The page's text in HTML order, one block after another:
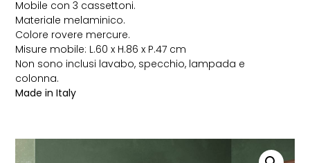
Mobile con 3 cassettoni.
Materiale melaminico.
Colore rovere mercure.
Misure mobile: L.60 x H.86 x P.47 cm
Non sono inclusi lavabo, specchio, lampada e
colonna.
Made in Italy